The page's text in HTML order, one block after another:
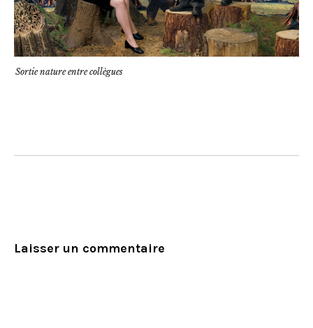
Sortie nature entre collègues
Laisser un commentaire